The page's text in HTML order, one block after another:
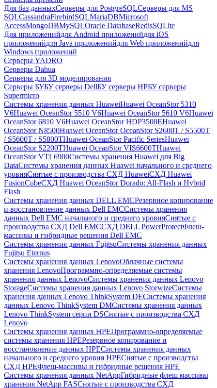
Для баз данныхСерверы для PostgreSQLСерверы для MS
SQLCassandraFirebirdSQLMariaDBMicrosoft
AccessMongoDBMySQLOracle DatabaseRedisSQLite
Для приложенийдля Android приложенийдля iOS
приложенийдля Java приложенийдля Web приложенийдля
Windows приложений
Серверы YADRO
Серверы Dahua
Серверы для 3D моделирования
Серверы БУБУ серверы DellБУ серверы HPБУ серверы
Supermicro
Системы хранения данных HuaweiHuawei OceanStor 5310
V6Huawei OceanStor 5510 V6Huawei OceanStor 5610 V6Huawei
OceanStor 6810 V6Huawei OceanStor HDP3500EHuawei
OceanStor N8500Huawei OceanStor OceanStor S2600T / S5500T
/ S5600T / S5800THuawei OceanStor Pacific SeriesHuawei
OceanStor S2200THuawei OceanStor VIS6600THuawei
OceanStor VTL6900Системы хранения Huawei для Big
DataСистемы хранения данных Huawei начального и среднего
уровняСнятые с производства СХД HuaweiСХД Huawei
FusionCubeСХД Huawei OceanStor Dorado: All-Flash и Hybrid
Flash
Системы хранения данных DELL EMCРезервное копирование
и восстановление данных Dell EMCСистемы хранения
данных Dell EMC начального и среднего уровняСнятые с
производства СХД Dell EMCСХД DELL PowerProtectФлеш-
массивы и гибридные решения Dell EMC
Системы хранения данных FujitsuСистемы хранения данных
Fujitsu Eternus
Системы хранения данных LenovoОблачные системы
хранения LenovoПрограммно-определяемые системы
хранения данных LenovoСистемы хранения данных Lenovo
StorageСистемы хранения данных Lenovo StorwizeСистемы
хранения данных Lenovo ThinkSystem DEСистемы хранения
данных Lenovo ThinkSystem DMСистемы хранения данных
Lenovo ThinkSystem серии DSСнятые с производства СХД
Lenovo
Системы хранения данных HPEПрограммно-определяемые
системы хранения HPEРезервное копирование и
восстановление данных HPEСистемы хранения данных
начального и среднего уровня HPEСнятые с производства
СХД HPEФлеш-массивы и гибридные решения HPE
Cистемы хранения данных NetAppГибридные флеш массивы
хранения NetApp FASСнятые с производства СХД